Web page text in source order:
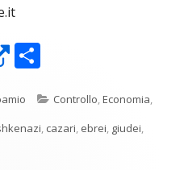
Apre
una
nuova
n
di
Categorie
Controllo,Economia,
, cazari, ebrei, giudei,